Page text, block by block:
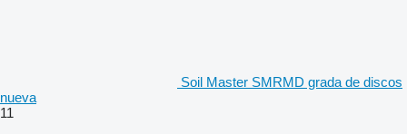
Soil Master SMRMD grada de discos
nueva
11